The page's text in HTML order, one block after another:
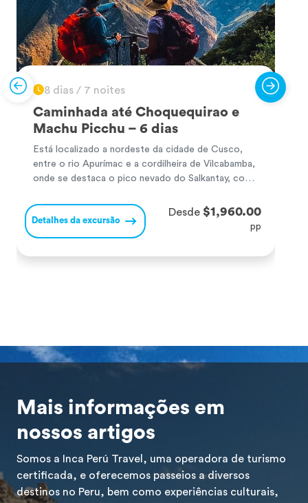
8 dias / 7 noites
Caminhada até Choquequirao e
Machu Picchu – 6 dias
Está localizado a nordeste da cidade de Cusco,
entre o rio Apurímac e a cordilheira de Vilcabamba,
onde se destaca o pico nevado do Salkantay, com
biodiversidade que esta caminhada oferece inclui
avistamentos de espécies ameaçadas de extinção,
como o condor andino, o puma e […]
Detalhes da excursão
Desde $1,960.00
pp
Mais informações em
nossos artigos
Somos a Inca Perú Travel, uma operadora de turismo
certificada, e oferecemos passeios a diversos
destinos no Peru, bem como experiências culturais,